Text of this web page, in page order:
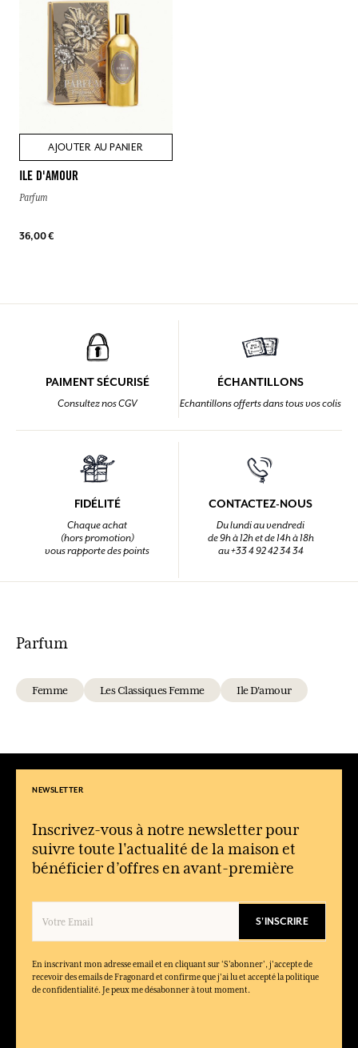
AJOUTER AU PANIER
ILE D'AMOUR
Parfum
36,00 €
PAIMENT SÉCURISÉ
Consultez nos CGV
ÉCHANTILLONS
Echantillons offerts dans tous vos colis
FIDÉLITÉ
Chaque achat
(hors promotion)
vous rapporte des points
CONTACTEZ-NOUS
Du lundi au vendredi
de 9h à 12h et de 14h à 18h
au +33 4 92 42 34 34
Parfum
Femme Les Classiques Femme Ile D'amour
NEWSLETTER
Inscrivez-vous à notre newsletter pour
suivre toute l'actualité de la maison et
bénéficier d’offres en avant-première
S'INSCRIRE
En inscrivant mon adresse email et en cliquant sur ‘S’abonner’, j'accepte de
recevoir des emails de Fragonard et confirme que j'ai lu et accepté la politique
de confidentialité. Je peux me désabonner à tout moment.